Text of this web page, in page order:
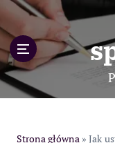
p
o
c
Strona główna»Jak